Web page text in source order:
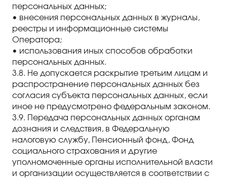
персональных данных;
• внесения персональных данных в журналы,
реестры и информационные системы
Оператора;
• использования иных способов обработки
персональных данных.
3.8. Не допускается раскрытие третьим лицам и
распространение персональных данных без
согласия субъекта персональных данных, если
иное не предусмотрено федеральным законом.
3.9. Передача персональных данных органам
дознания и следствия, в Федеральную
налоговую службу, Пенсионный фонд, Фонд
социального страхования и другие
уполномоченные органы исполнительной власти
и организации осуществляется в соответствии с